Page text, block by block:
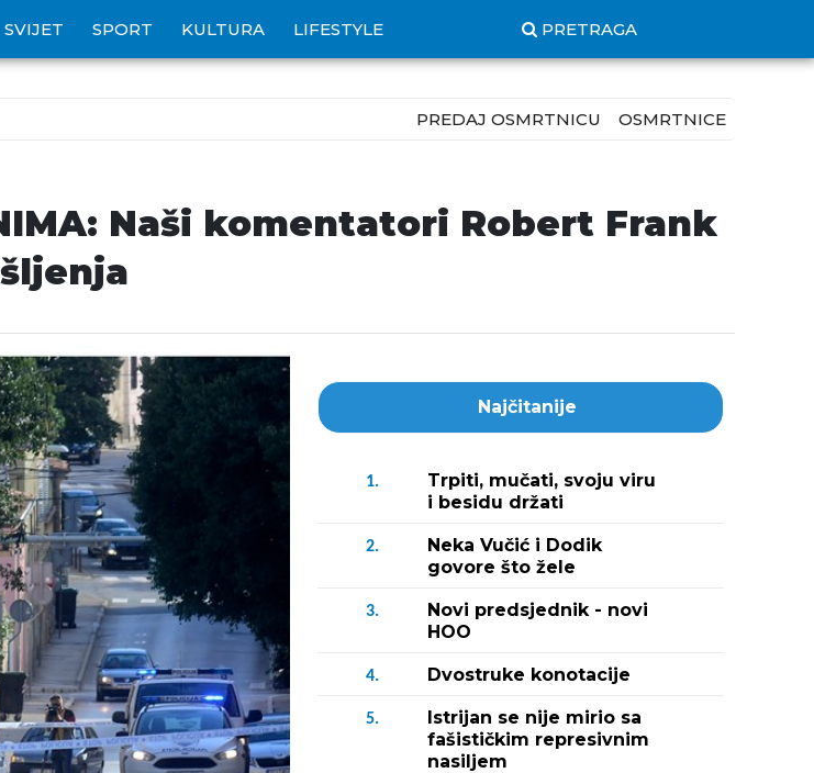
SVIJET SPORT KULTURA LIFESTYLE PRETRAGA
PREDAJ OSMRTNICU OSMRTNICE
Naši komentatori Robert Frank
Najčitanije
1.
Trpiti, mučati, svoju viru
i besidu držati
2.
Neka Vučić i Dodik
govore što žele
3.
Novi predsjednik - novi
HOO
4. Dvostruke konotacije
5.
Istrijan se nije mirio sa
fašističkim represivnim
nasiljem